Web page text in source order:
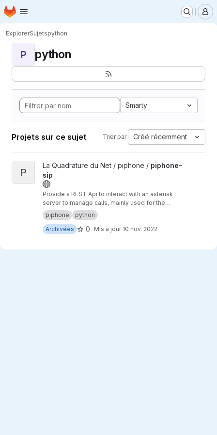
Passer au contenu principal
Page d'accueil
ExplorerSujetspython
P python
Smarty
Projets sur ce sujet Trier par: Créé récemment
Afficher le projet piphone-sip
P
La Quadrature du Net / piphone / piphone-
sip
Provide a REST Api to interact with an asterisk
server to manage calls, mainly used for the
piphone.
piphone
python
Archivées
0 Mis à jour 10 nov. 2022